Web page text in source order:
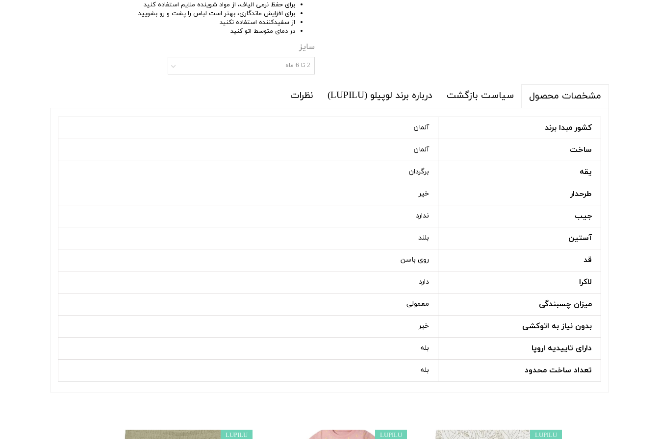
برای حفظ نرمی الیاف، از مواد شوینده ملایم استفاده کنید
برای افزایش ماندگاری، بهتر است لباس را پشت و رو بشویید
از سفیدکننده استفاده نکنید
در دمای متوسط اتو کنید
سایز
2 تا 6 ماه
مشخصات محصول سیاست بازگشت درباره برند لوپیلو (LUPILU) نظرات
کشور مبدا برند آلمان
ساخت آلمان
یقه برگردان
طرحدار خیر
جیب ندارد
آستین بلند
قد روی باسن
لاکرا دارد
میزان چسبندگی معمولی
بدون نیاز به اتوکشی خیر
دارای تاییدیه اروپا بله
تعداد ساخت محدود بله
LUPILU LUPILU LUPILU